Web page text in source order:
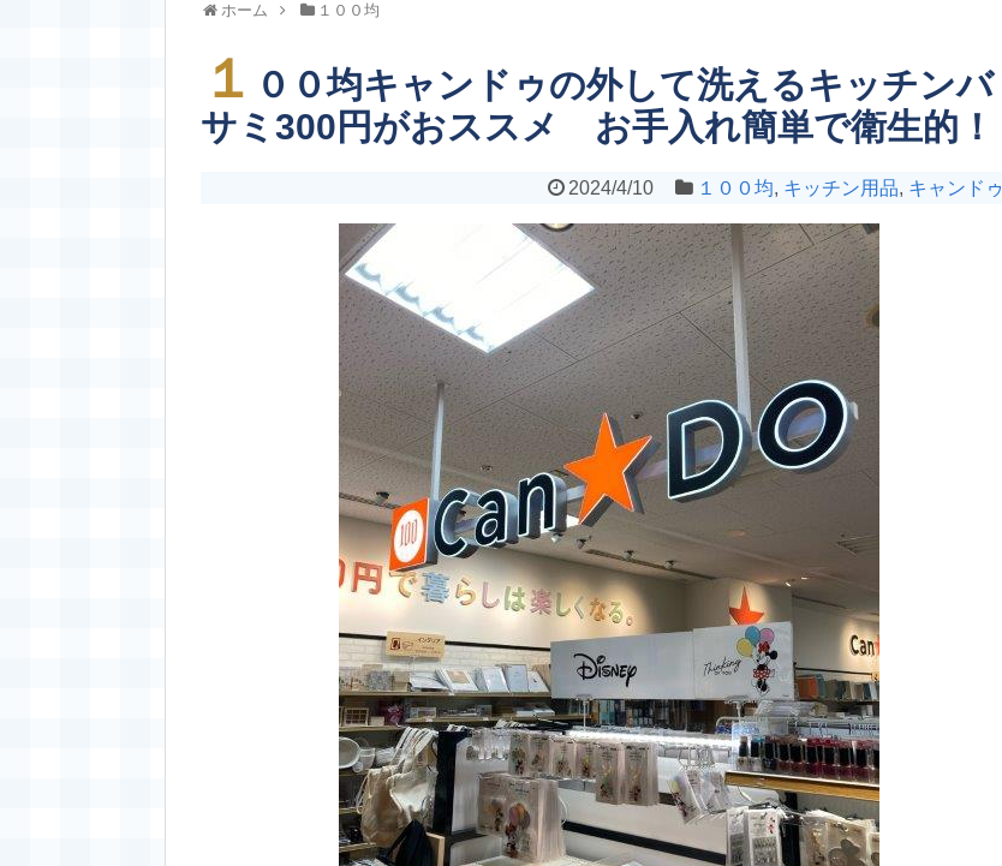
ホーム １００均
１ ００均キャンドゥの外して洗えるキッチンバ
サミ300円がおススメ お手入れ簡単で衛生的！
2024/4/10 １００均, キッチン用品, キャンドゥ